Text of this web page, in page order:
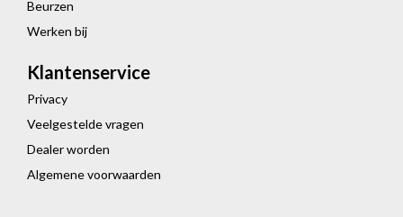
Beurzen
Werken bij
Klantenservice
Privacy
Veelgestelde vragen
Dealer worden
Algemene voorwaarden